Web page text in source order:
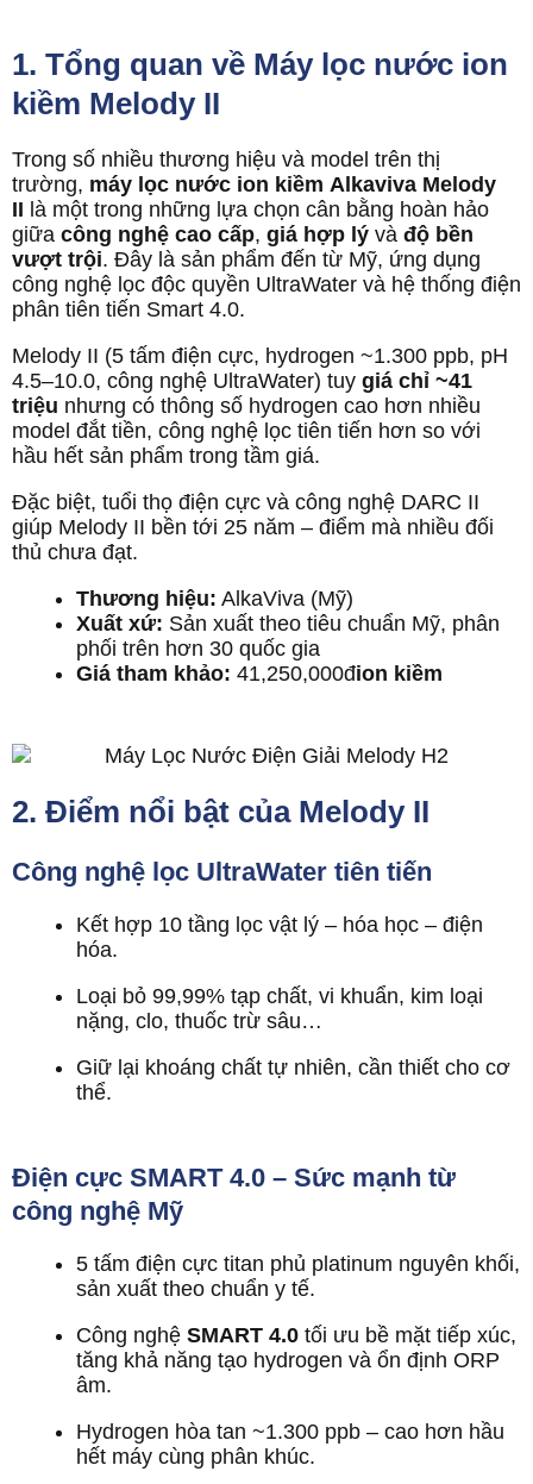
1. Tổng quan về Máy lọc nước ion
kiềm Melody II
Trong số nhiều thương hiệu và model trên thị
trường, máy lọc nước ion kiềm Alkaviva Melody
II là một trong những lựa chọn cân bằng hoàn hảo
giữa công nghệ cao cấp, giá hợp lý và độ bền
vượt trội. Đây là sản phẩm đến từ Mỹ, ứng dụng
công nghệ lọc độc quyền UltraWater và hệ thống điện
phân tiên tiến Smart 4.0.
Melody II (5 tấm điện cực, hydrogen ~1.300 ppb, pH
4.5–10.0, công nghệ UltraWater) tuy giá chỉ ~41
triệu nhưng có thông số hydrogen cao hơn nhiều
model đắt tiền, công nghệ lọc tiên tiến hơn so với
hầu hết sản phẩm trong tầm giá.
Đặc biệt, tuổi thọ điện cực và công nghệ DARC II
giúp Melody II bền tới 25 năm – điểm mà nhiều đối
thủ chưa đạt.
Thương hiệu: AlkaViva (Mỹ)
Xuất xứ: Sản xuất theo tiêu chuẩn Mỹ, phân
phối trên hơn 30 quốc gia
Giá tham khảo: 41,250,000đion kiềm
2. Điểm nổi bật của Melody II
Công nghệ lọc UltraWater tiên tiến
Kết hợp 10 tầng lọc vật lý – hóa học – điện
hóa.
Loại bỏ 99,99% tạp chất, vi khuẩn, kim loại
nặng, clo, thuốc trừ sâu…
Giữ lại khoáng chất tự nhiên, cần thiết cho cơ
thể.
Điện cực SMART 4.0 – Sức mạnh từ
công nghệ Mỹ
5 tấm điện cực titan phủ platinum nguyên khối,
sản xuất theo chuẩn y tế.
Công nghệ SMART 4.0 tối ưu bề mặt tiếp xúc,
tăng khả năng tạo hydrogen và ổn định ORP
âm.
Hydrogen hòa tan ~1.300 ppb – cao hơn hầu
hết máy cùng phân khúc.